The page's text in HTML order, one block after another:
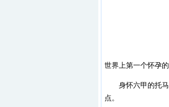
世界上第一个怀孕的
身怀六甲的托马
点。